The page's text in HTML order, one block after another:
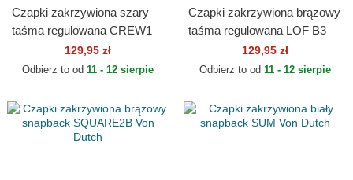
Czapki zakrzywiona szary
taśma regulowana CREW1
129,95 zł
Odbierz to od 11 - 12 sierpie
Czapki zakrzywiona brązowy
taśma regulowana LOF B3
129,95 zł
Odbierz to od 11 - 12 sierpie